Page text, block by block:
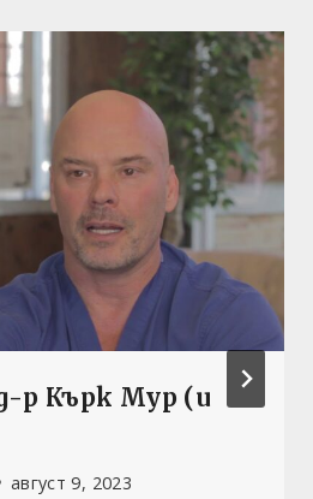
р Кърк Мур (и
август 9, 2023